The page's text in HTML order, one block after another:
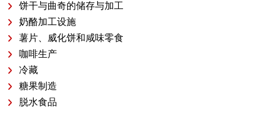
饼干与曲奇的储存与加工
奶酪加工设施
薯片、威化饼和咸味零食
咖啡生产
冷藏
糖果制造
脱水食品